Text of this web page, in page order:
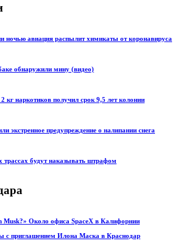
ночью авиация распылит химикаты от коронавируса
обнаружили мину (видео)
кг наркотиков получил срок 9,5 лет колонии
экстренное предупреждение о налипании снега
трассах будут наказывать штрафом
Musk?» Около офиса SpaceX в Калифорнии
с приглашением Илона Маска в Краснодар